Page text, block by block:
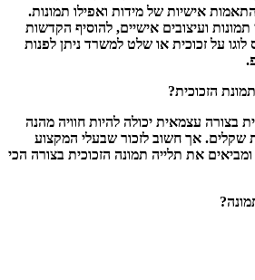
אישיות של מידות ואפילו תמונות.
ועיצובים אישיים, להוסיף הקדשות
על זכוכית או שלט למשרד ניתן לפנות
הזכוכית?
בצורה עצמאית יכולה להיות חוויה מהנה
שקלים. אך חשוב לזכור שבעלי המקצוע
את תלייה תמונה הזכוכית בצורה הכי